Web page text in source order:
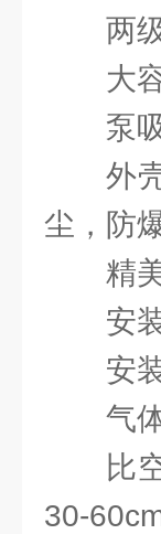
两
大
泵
外
尘，防
精
安
安
气
比
30-